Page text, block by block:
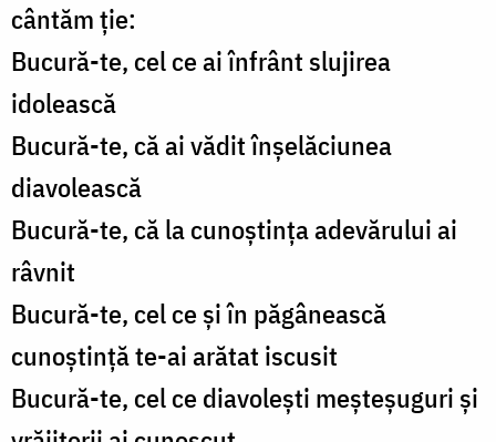
cântăm ție:
Bucură-te, cel ce ai înfrânt slujirea
idolească
Bucură-te, că ai vădit înșelăciunea
diavolească
Bucură-te, că la cunoștința adevărului ai
râvnit
Bucură-te, cel ce și în păgânească
cunoștință te-ai arătat iscusit
Bucură-te, cel ce diavolești meșteșuguri și